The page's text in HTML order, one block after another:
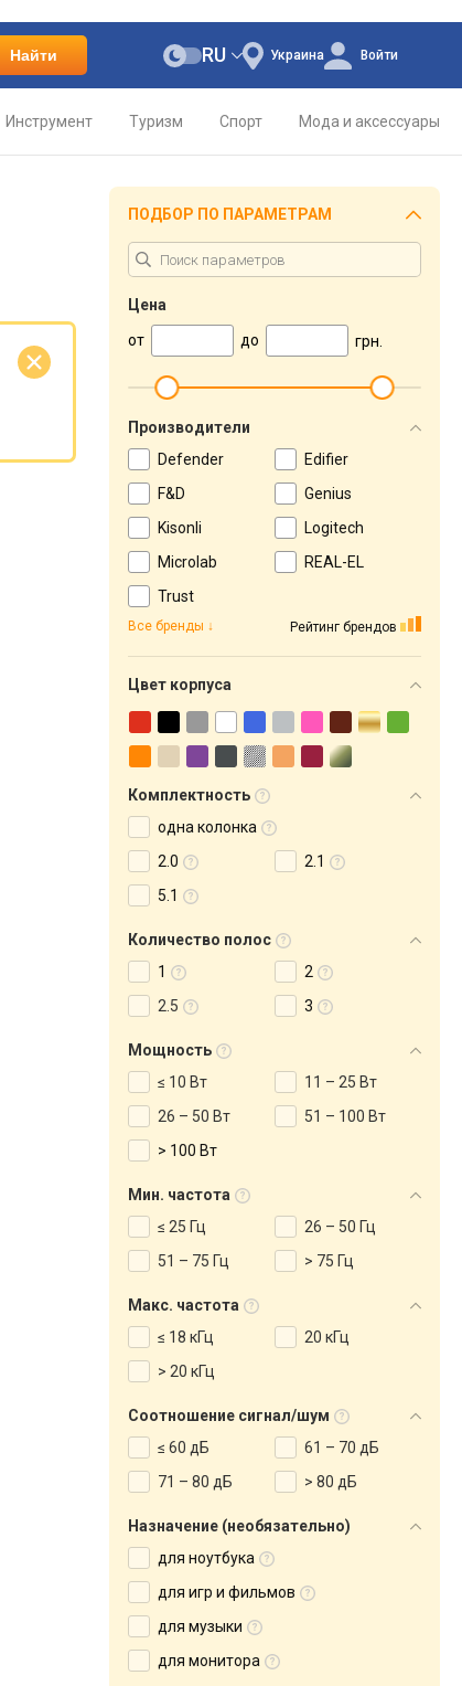
Найти Украина
RU Войти
Инструмент Туризм Спорт Мода и аксессуары
ПОДБОР ПО ПАРАМЕТРАМ
Цена
от
до грн.
Производители
Defender
Edifier
F&D
Genius
Kisonli
Logitech
Microlab
REAL-EL
Trust
Рейтинг брендов
Все бренды
Цвет корпуса
Комплектность
одна колонка
2.0
2.1
5.1
Количество полос
1
2
2.5
3
Мощность
≤ 10 Вт
11 – 25 Вт
26 – 50 Вт
51 – 100 Вт
> 100 Вт
Мин. частота
≤ 25 Гц
26 – 50 Гц
51 – 75 Гц
> 75 Гц
Макс. частота
≤ 18 кГц
20 кГц
> 20 кГц
Соотношение сигнал/шум
≤ 60 дБ
61 – 70 дБ
71 – 80 дБ
> 80 дБ
Назначение (необязательно)
для ноутбука
для игр и фильмов
для музыки
для монитора